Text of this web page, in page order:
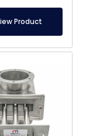
Product